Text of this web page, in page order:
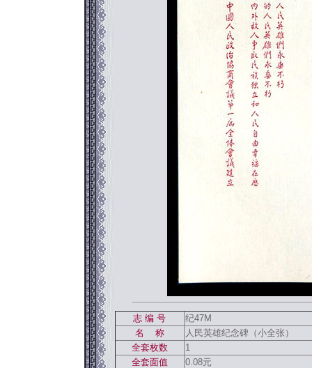
志 编 号
纪47M
名 称
人民英雄纪念碑（小全张）
全套枚数
1
全套面值
0.08元